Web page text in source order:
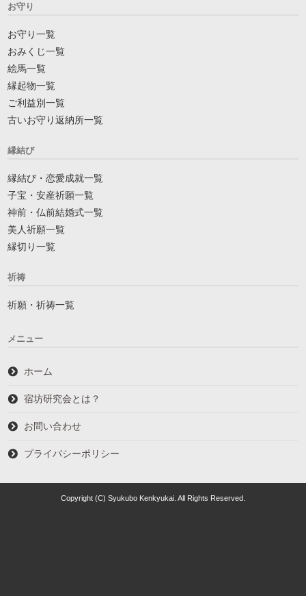
お守り
お守り一覧
おみくじ一覧
絵馬一覧
縁起物一覧
ご利益別一覧
古いお守り返納所一覧
縁結び
縁結び・恋愛成就一覧
子宝・安産祈願一覧
神前・仏前結婚式一覧
美人祈願一覧
縁切り一覧
祈祷
祈願・祈祷一覧
メニュー
ホーム
宿坊研究会とは？
お問い合わせ
プライバシーポリシー
Copyright (C) Syukubo Kenkyukai. All Rights Reserved.